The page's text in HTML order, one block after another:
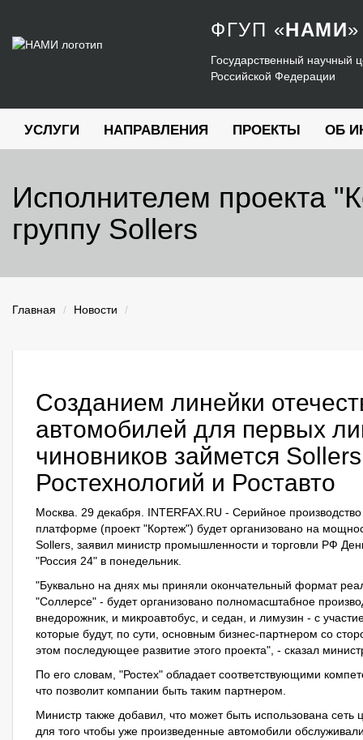
ФГУП «НАМИ»
Государственный научный
Российской Федерации
УСЛУГИ НАПРАВЛЕНИЯ ПРОЕКТЫ ОБ
Исполнителем проекта
группу Sollers
Главная Новости
Созданием линейки
автомобилей для первых
чиновников займется
Ростехнологий и Роставто
Москва. 29 декабря. INTERFAX.RU - Серийное
платформе (проект "Кортеж") будет организовано на
Sollers, заявил министр промышленности и торговли РФ
"Россия 24" в понедельник.
"Буквально на днях мы приняли окончательный формат
"Соллерсе" - будет организовано полномасштабное
внедорожник, и микроавтобус, и седан, и лимузин - с
которые будут, по сути, основным бизнес-партнером со
этом последующее развитие этого проекта", - сказал
По его словам, "Ростех" обладает соответствующими
что позволит компании быть таким партнером.
Министр также добавил, что может быть использована сеть
для того чтобы уже произведенные автомобили